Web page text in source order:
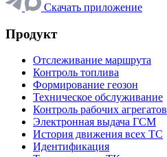
Скачать приложение
Продукт
Отслеживание маршрута
Контроль топлива
Формирование геозон
Техническое обслуживание
Контроль рабочих агрегатов
Электронная выдача ГСМ
История движения всех ТС
Идентификация